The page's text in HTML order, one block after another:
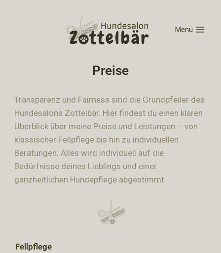
Menü
Preise
Transparenz und Fairness sind die Grundpfeiler des
Hundesalons Zottelbär. Hier findest du einen klaren
Überblick über meine Preise und Leistungen – von
klassischer Fellpflege bis hin zu individuellen
Beratungen. Alles wird individuell auf die
Bedürfnisse deines Lieblings und einer
ganzheitlichen Hundepflege abgestimmt.
Fellpflege